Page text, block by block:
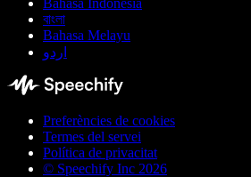
বাংলা
Bahasa Melayu
اردو
Preferències de cookies
Termes del servei
Política de privacitat
© Speechify Inc 2026